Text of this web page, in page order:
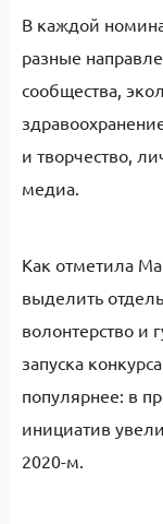
В каждой
разные
сообщества,
и творчество,
медиа.
Как отметила
выделить
волонтерство и
запуска
популярнее: в
инициатив
2020-м.